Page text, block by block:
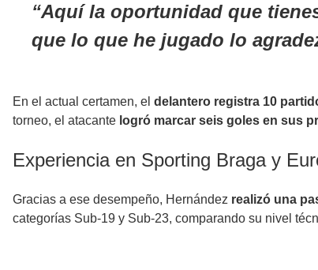
Aquí la oportunidad que
que lo que he jugado lo
En el actual certamen, el delantero registra 10
torneo, el atacante logró marcar seis goles en sus
Experiencia en Sporting Braga y
Gracias a ese desempeño, Hernández realizó una
categorías Sub-19 y Sub-23, comparando su nivel